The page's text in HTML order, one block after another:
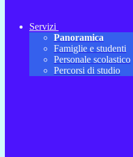
Servizi
Panoramica
Famiglie e studenti
Personale scolastico
Percorsi di studio